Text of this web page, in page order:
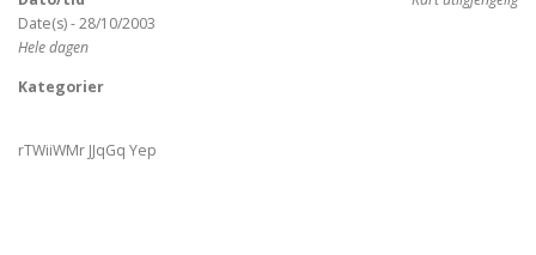
OM GRANLI INFO
Date(s) - 28/10/2003
Hele dagen
Kategorier
rTWiiWMr JJqGq Yep